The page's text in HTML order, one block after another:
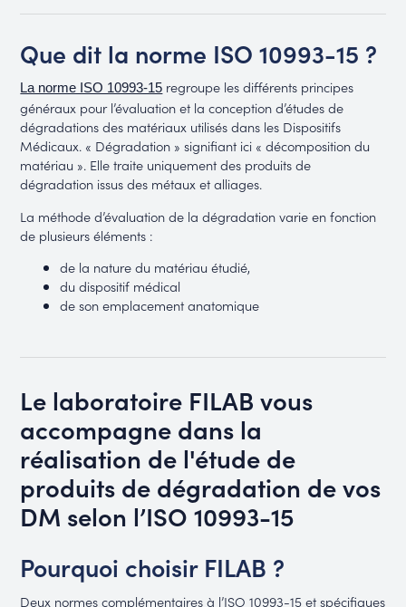
Que dit la norme ISO 10993-15 ?
La norme ISO 10993-15 regroupe les différents principes
généraux pour l’évaluation et la conception d’études de
dégradations des matériaux utilisés dans les Dispositifs
Médicaux. « Dégradation » signifiant ici « décomposition du
matériau ». Elle traite uniquement des produits de
dégradation issus des métaux et alliages.
La méthode d’évaluation de la dégradation varie en fonction
de plusieurs éléments :
de la nature du matériau étudié,
du dispositif médical
de son emplacement anatomique
Le laboratoire FILAB vous
accompagne dans la
réalisation de l'étude de
produits de dégradation de vos
DM selon l’ISO 10993-15
Pourquoi choisir FILAB ?
Deux normes complémentaires à l’ISO 10993-15 et spécifiques